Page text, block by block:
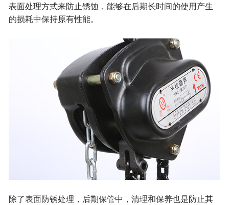
表面处理方式来防止锈蚀，能够在后期长时间的使用产生
的损耗中保持原有性能。
除了表面防锈处理，后期保管中，清理和保养也是防止其